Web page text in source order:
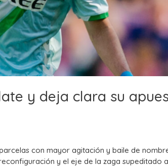
y deja clara su
con mayor agitación y baile de
y el eje de la zaga supeditado